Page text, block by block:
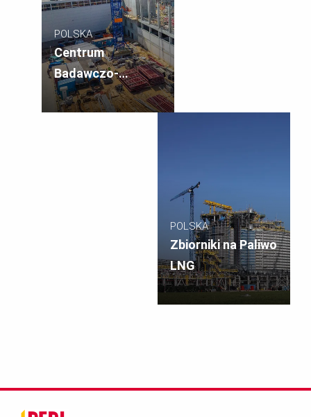
POLSKA
Centrum
Badawczo-
Rozwojowe OSM
POLSKA
Zbiorniki na Paliwo
LNG